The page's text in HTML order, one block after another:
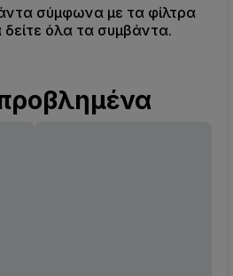
σύμφωνα με τα φίλτρα
όλα τα συμβάντα.